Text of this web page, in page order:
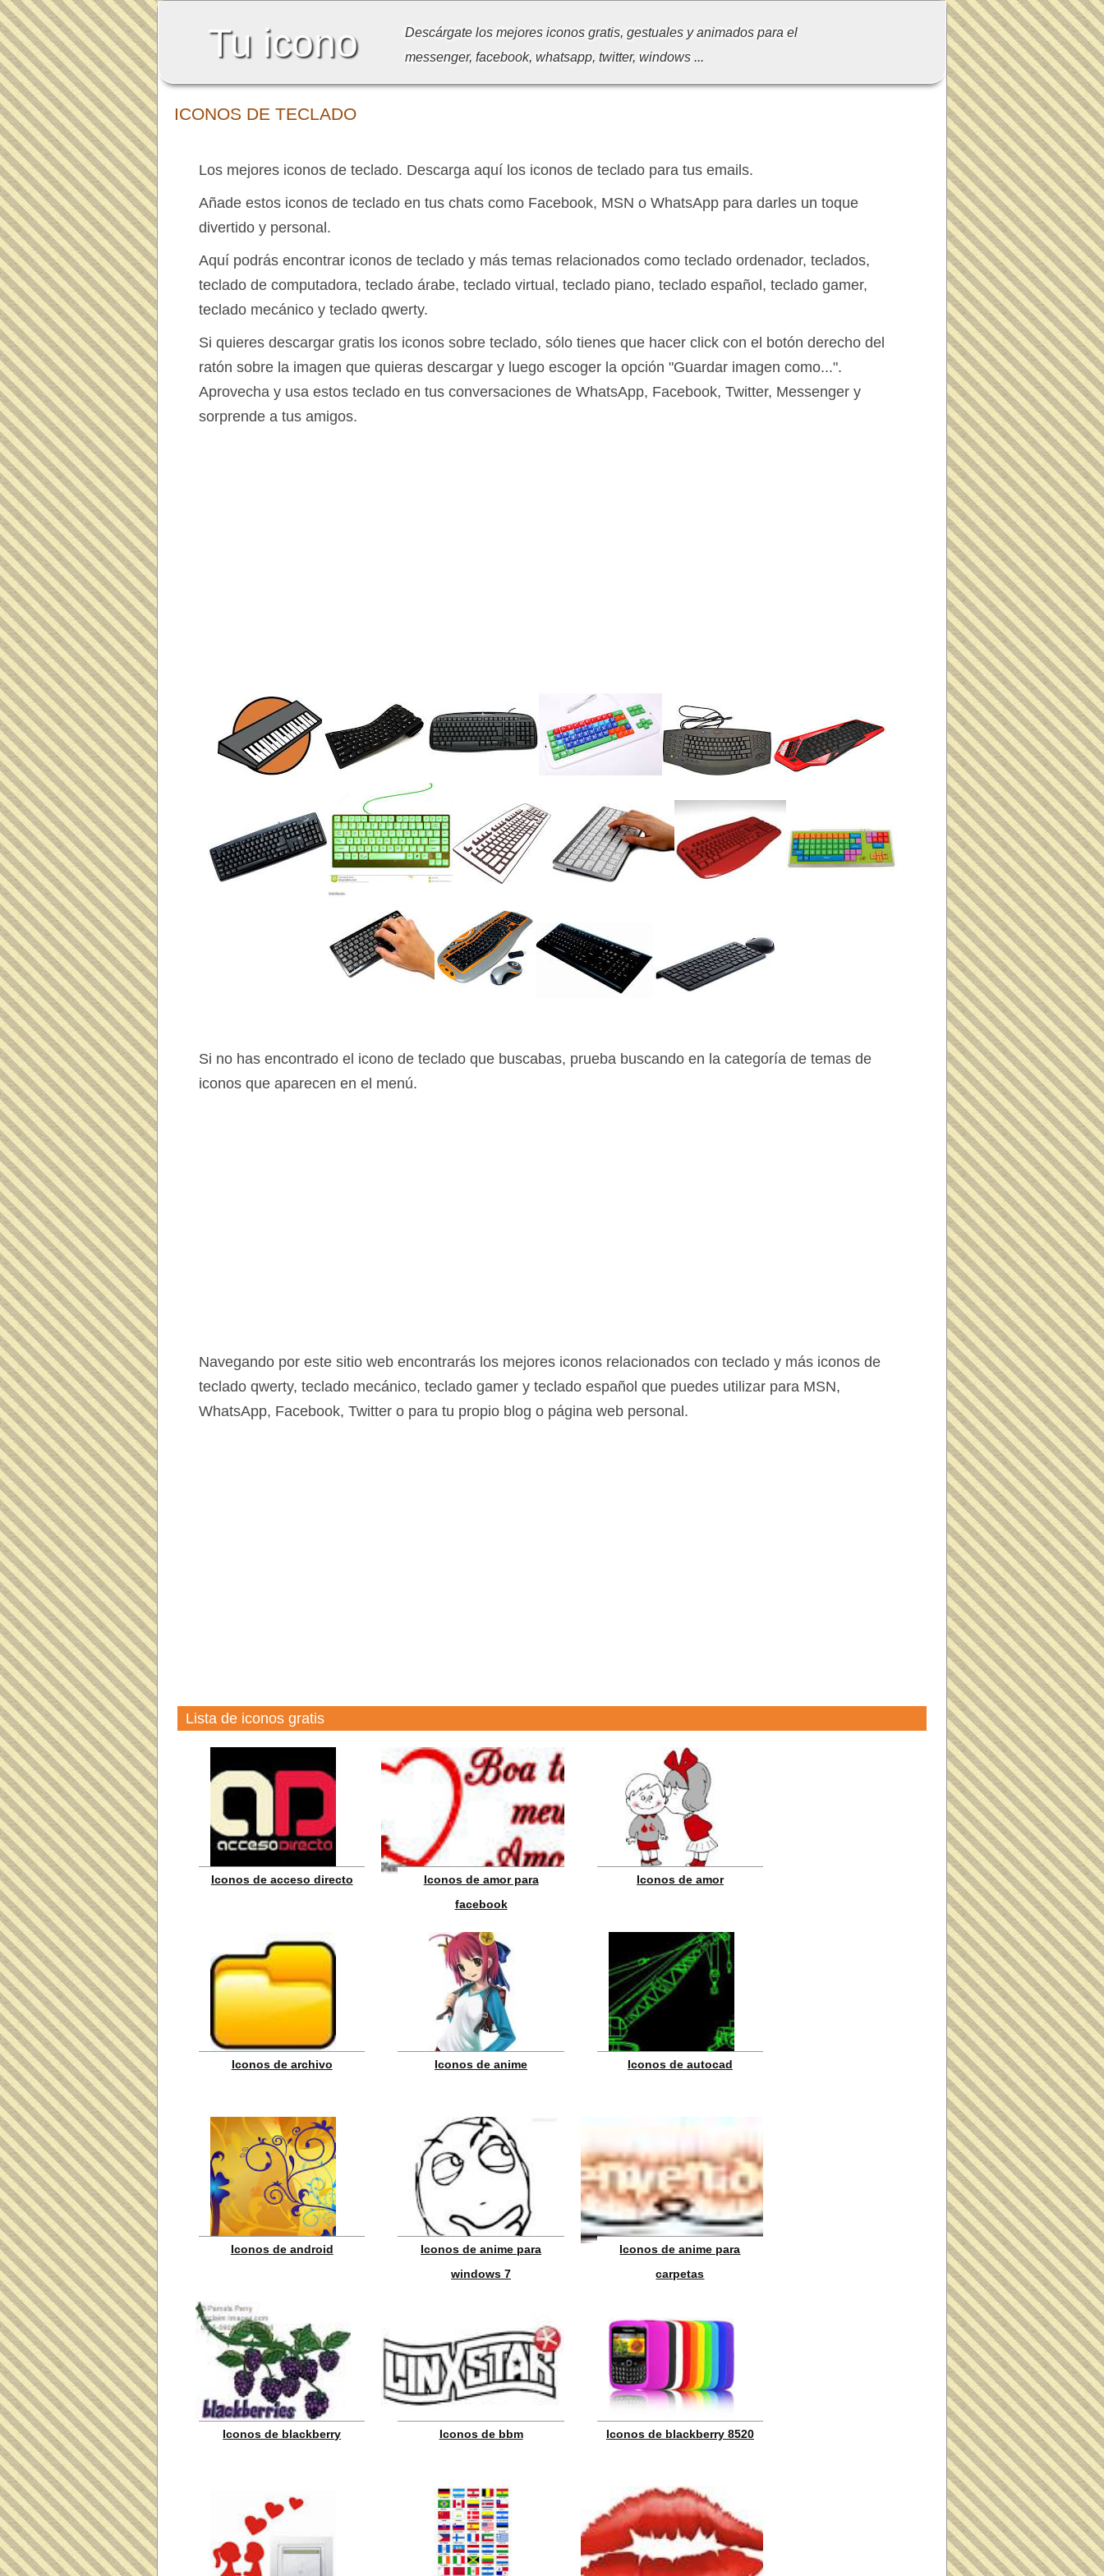
ICONOS DE TECLADO
Tu icono
Descárgate los mejores iconos gratis, gestuales y animados para el
messenger, facebook, whatsapp, twitter, windows ...
Los mejores iconos de teclado. Descarga aquí los iconos de teclado para tus emails.
Añade estos iconos de teclado en tus chats como Facebook, MSN o WhatsApp para darles un toque
divertido y personal.
Aquí podrás encontrar iconos de teclado y más temas relacionados como teclado ordenador, teclados,
teclado de computadora, teclado árabe, teclado virtual, teclado piano, teclado español, teclado gamer,
teclado mecánico y teclado qwerty.
Si quieres descargar gratis los iconos sobre teclado, sólo tienes que hacer click con el botón derecho del
ratón sobre la imagen que quieras descargar y luego escoger la opción "Guardar imagen como...".
Aprovecha y usa estos teclado en tus conversaciones de WhatsApp, Facebook, Twitter, Messenger y
sorprende a tus amigos.
Si no has encontrado el icono de teclado que buscabas, prueba buscando en la categoría de temas de
iconos que aparecen en el menú.
Navegando por este sitio web encontrarás los mejores iconos relacionados con teclado y más iconos de
teclado qwerty, teclado mecánico, teclado gamer y teclado español que puedes utilizar para MSN,
WhatsApp, Facebook, Twitter o para tu propio blog o página web personal.
Lista de iconos gratis
Iconos de acceso directo
Iconos de amor para
facebook
Iconos de amor
Iconos de archivo Iconos de anime Iconos de autocad
Iconos de android
Iconos de anime para
windows 7
Iconos de anime para
carpetas
Iconos de blackberry Iconos de bbm Iconos de blackberry 8520